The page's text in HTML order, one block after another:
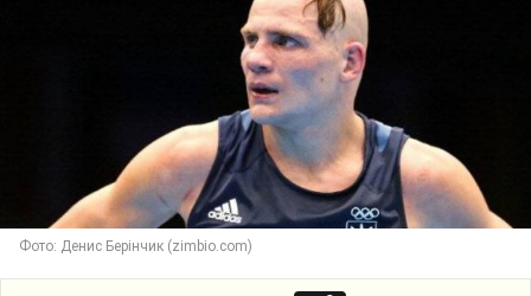
Фото: Денис Берінчик (zimbio.com)